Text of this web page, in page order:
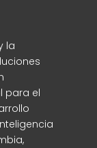
la
para el